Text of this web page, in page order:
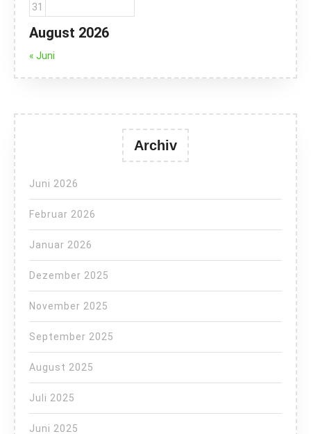
August 2026
31
« Juni
Archiv
Juni 2026
Februar 2026
Januar 2026
Dezember 2025
November 2025
September 2025
August 2025
Juli 2025
Juni 2025